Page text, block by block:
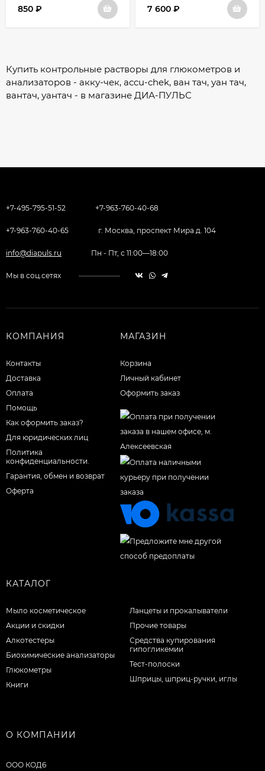
850 ₽ 7 600 ₽
Купить контрольные растворы для глюкометров и
анализаторов - акку-чек, accu-chek, ван тач, уан тач,
вантач, уантач - в магазине ДИА-ПУЛЬС
+7-495-795-51-52 +7-963-760-40-68
+7-963-760-40-65 г. Москва, проспект Мира д. 104
info@diapuls.ru Пн - Пт, с 11:00—18:00
Мы в соц.сетях
КОМПАНИЯ
Контакты
Доставка
Оплата
Помощь
Как оформить заказ?
Для юридических лиц
Политика
конфиденциальности.
Гарантия, обмен и возврат
Оферта
МАГАЗИН
Корзина
Личный кабинет
Оформить заказ
КАТАЛОГ
Мыло косметическое
Акции и скидки
Алкотестеры
Биохимические анализаторы
Глюкометры
Книги
Ланцеты и прокалыватели
Прочие товары
Средства купирования
гипогликемии
Тест-полоски
Шприцы, шприц-ручки, иглы
О КОМПАНИИ
ООО КОД6